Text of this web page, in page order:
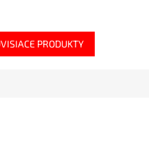
PRODUKTY